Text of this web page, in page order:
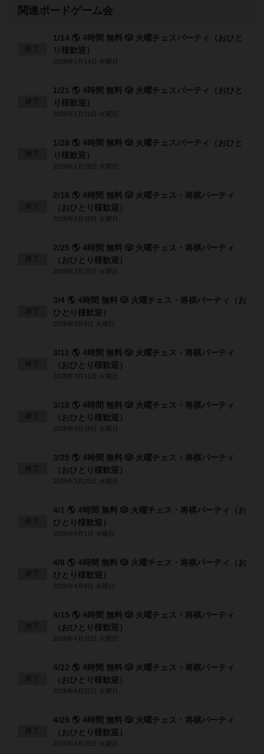
関連ボードゲーム会
1/14 🌎 4時間 無料 🎲 火曜チェスパーティ（おひと
り様歓迎）
2025年1月14日 火曜日
1/21 🌎 4時間 無料 🎲 火曜チェスパーティ（おひと
り様歓迎）
2025年1月21日 火曜日
1/28 🌎 4時間 無料 🎲 火曜チェスパーティ（おひと
り様歓迎）
2025年1月28日 火曜日
2/18 🌎 4時間 無料 🎲 火曜チェス・将棋パーティ
（おひとり様歓迎）
2025年2月18日 火曜日
2/25 🌎 4時間 無料 🎲 火曜チェス・将棋パーティ
（おひとり様歓迎）
2025年2月25日 火曜日
3/4 🌎 4時間 無料 🎲 火曜チェス・将棋パーティ（お
ひとり様歓迎）
2025年3月4日 火曜日
3/11 🌎 4時間 無料 🎲 火曜チェス・将棋パーティ
（おひとり様歓迎）
2025年3月11日 火曜日
3/18 🌎 4時間 無料 🎲 火曜チェス・将棋パーティ
（おひとり様歓迎）
2025年3月18日 火曜日
3/25 🌎 4時間 無料 🎲 火曜チェス・将棋パーティ
（おひとり様歓迎）
2025年3月25日 火曜日
4/1 🌎 4時間 無料 🎲 火曜チェス・将棋パーティ（お
ひとり様歓迎）
2025年4月1日 火曜日
4/8 🌎 4時間 無料 🎲 火曜チェス・将棋パーティ（お
ひとり様歓迎）
2025年4月8日 火曜日
4/15 🌎 4時間 無料 🎲 火曜チェス・将棋パーティ
（おひとり様歓迎）
2025年4月15日 火曜日
4/22 🌎 4時間 無料 🎲 火曜チェス・将棋パーティ
（おひとり様歓迎）
2025年4月22日 火曜日
4/29 🌎 4時間 無料 🎲 火曜チェス・将棋パーティ
（おひとり様歓迎）
2025年4月29日 火曜日